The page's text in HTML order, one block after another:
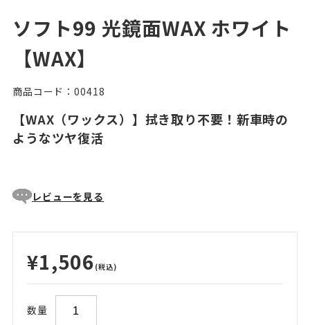
ソフト99 光鏡面WAX ホワイト
【WAX】
商品コード：00418
【WAX（ワックス）】拭き取り不要！新車時の
ようなツヤ復活
レビューを見る
¥1,506 (税込)
数量